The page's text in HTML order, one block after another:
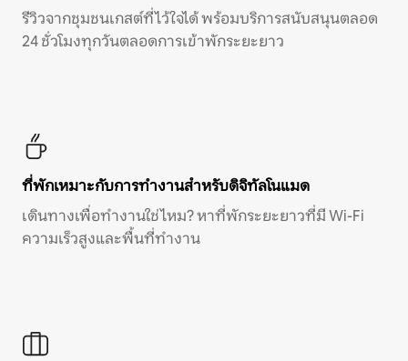
รีวิวจากชุมชนเกสต์ที่ไว้ใจได้ พร้อมบริการสนับสนุนตลอด
24 ชั่วโมงทุกวันตลอดการเข้าพักระยะยาว
ที่พักเหมาะกับการทำงานสำหรับดิจิทัลโนแมด
เดินทางเพื่อทำงานใช่ไหม? หาที่พักระยะยาวที่มี Wi-Fi
ความเร็วสูงและพื้นที่ทำงาน